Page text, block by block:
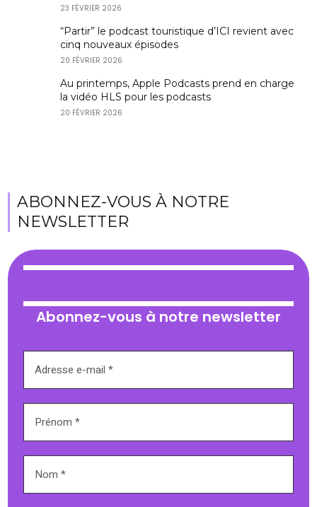
23 FÉVRIER 2026
“Partir” le podcast touristique d’ICI revient avec
cinq nouveaux épisodes
20 FÉVRIER 2026
Au printemps, Apple Podcasts prend en charge
la vidéo HLS pour les podcasts
20 FÉVRIER 2026
ABONNEZ-VOUS À NOTRE
NEWSLETTER
Abonnez-vous à notre newsletter